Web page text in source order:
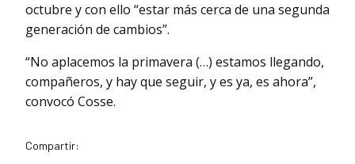
octubre y con ello “estar más cerca de una segunda
generación de cambios”.
“No aplacemos la primavera (…) estamos llegando,
compañeros, y hay que seguir, y es ya, es ahora”,
convocó Cosse.
Compartir: